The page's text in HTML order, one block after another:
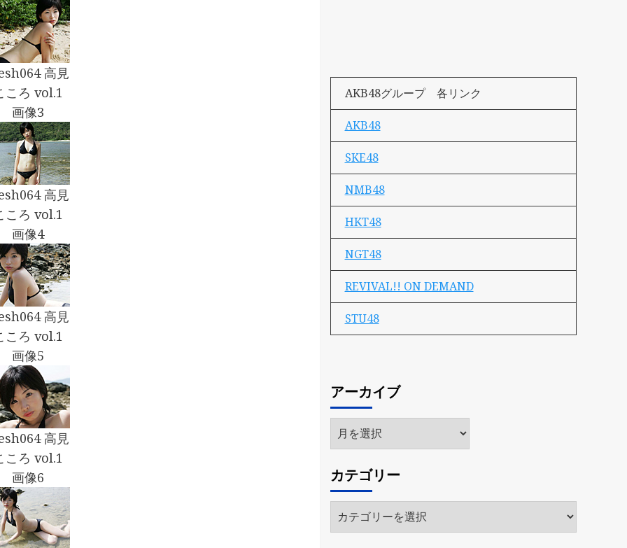
高見
ころ vol.1
画像3
高見
ころ vol.1
画像4
高見
ころ vol.1
画像5
高見
ころ vol.1
画像6
AKB48グループ 各リンク
AKB48
SKE48
NMB48
HKT48
NGT48
REVIVAL!! ON DEMAND
STU48
アーカイブ
ア
ー
イ
ブ
カテゴリー
テ